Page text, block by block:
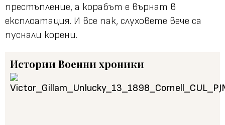
престъпление, а корабът е върнат в
експлоатация. И все пак, слуховете вече са
пуснали корени.
ИсторииВоенни хроники